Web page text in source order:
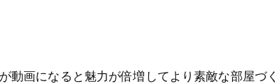
動画になると魅力が倍増してより素敵な部屋づく